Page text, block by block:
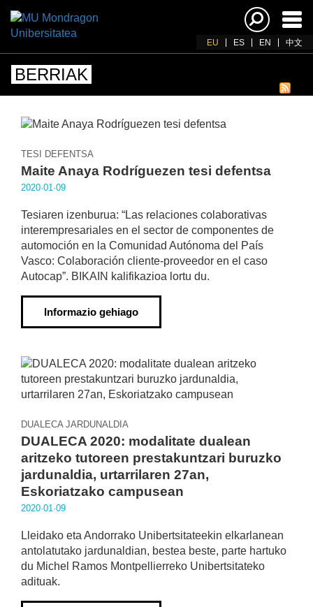
EU ES EN 中文
BERRIAK
TESI DEFENTSA
Maite Anaya Rodríguezen tesi defentsa
2020·01·09
Tesiaren izenburua: “Las relaciones colaborativas
interempresariales en el sector de componentes de
automoción en la Comunidad Autónoma del País
Vasco: Colaboración cliente-proveedor en el caso
Autocap”. BIKAIN kalifikazioa lortu du.
Informazio gehiago
DUALECA JARDUNALDIA
DUALECA 2020: modalitate dualean
aritzeko tutoreen prestakuntzari buruzko
jardunaldia, urtarrilaren 27an,
Eskoriatzako campusean
2020·01·09
Lleidako eta Andorrako Unibertsitateekin elkarlanean
antolatutako jardunaldian, bestea beste, parte hartuko
du Michel Ramos Montpellierreko Unibertsitateko
adituak.